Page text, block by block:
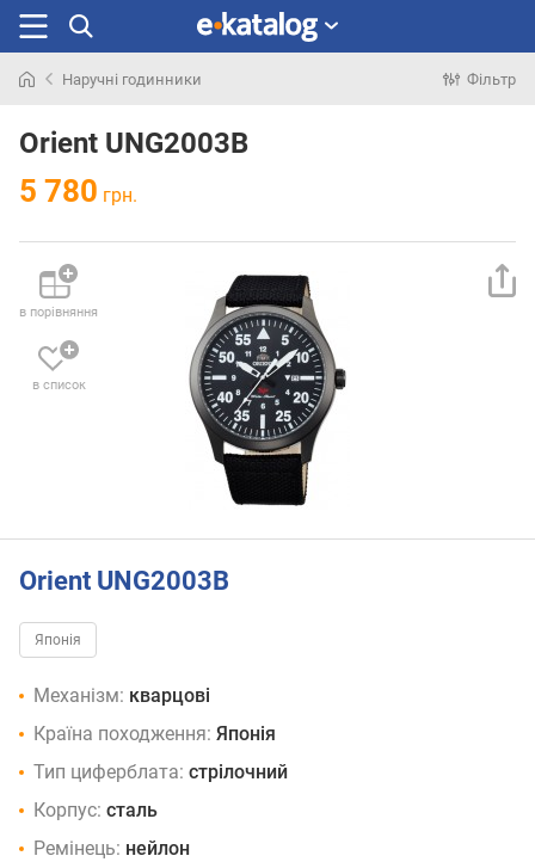
раніше
Наручні годинники Фільтр
Orient UNG2003B
5 780 грн.
в порівняння
в список
Orient UNG2003B
Японія
Механізм: кварцові
Країна походження: Японія
Тип циферблата: стрілочний
Корпус: сталь
Ремінець: нейлон